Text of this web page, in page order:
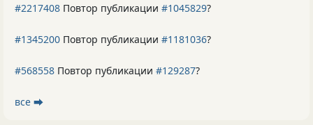
#2217408 Повтор публикации #1045829?
#1345200 Повтор публикации #1181036?
#568558 Повтор публикации #129287?
все ⮕